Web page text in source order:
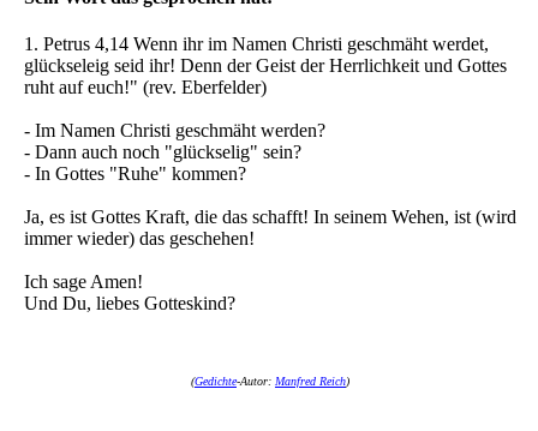
1. Petrus 4,14 Wenn ihr im Namen Christi geschmäht werdet,
glückseleig seid ihr! Denn der Geist der Herrlichkeit und Gottes
ruht auf euch!" (rev. Eberfelder)
- Im Namen Christi geschmäht werden?
- Dann auch noch "glückselig" sein?
- In Gottes "Ruhe" kommen?
Ja, es ist Gottes Kraft, die das schafft! In seinem Wehen, ist (wird
immer wieder) das geschehen!
Ich sage Amen!
Und Du, liebes Gotteskind?
(Gedichte-Autor: Manfred Reich)